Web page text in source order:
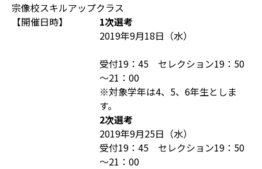
宗像校スキルアップクラス
【開催日時】
1次選考
2019年9月18日（水）
受付19：45 セレクション19：50
～21：00
※対象学年は4、5、6年生としま
す。
2次選考
2019年9月25日（水）
受付19：45 セレクション19：50
～21：00